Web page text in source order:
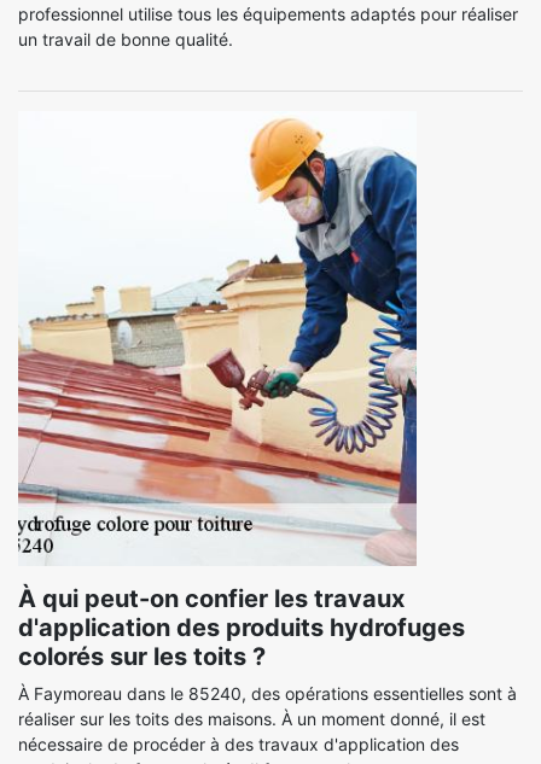
professionnel utilise tous les équipements adaptés pour réaliser
un travail de bonne qualité.
À qui peut-on confier les travaux
d'application des produits hydrofuges
colorés sur les toits ?
À Faymoreau dans le 85240, des opérations essentielles sont à
réaliser sur les toits des maisons. À un moment donné, il est
nécessaire de procéder à des travaux d'application des